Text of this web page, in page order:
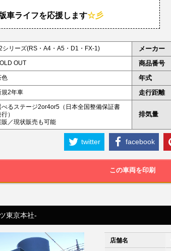
車ライフを応援します☆彡
シリーズ(RS・A4・A5・D1・FX-1) メーカー
OUT 商品番号
色 年式
規2年車 走行距離
べるステージ2or4or5（日本全国整備保証書
）
販／現状販売も可能
排気量
twitter facebook
この車両を印刷
東京本社-
店舗名